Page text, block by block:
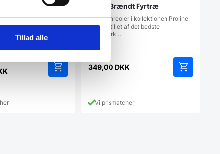
Tillad alle
i kollektionen Proline
det bedste
ANA – Brændt Fyrtræ
Vores vinreoler i kollektionen Proline
er fremstillet af det bedste
håndværk…
349,00 DKK
Vi prismatcher